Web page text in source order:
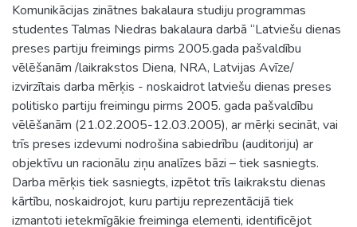
Komunikācijas zinātnes bakalaura studiju programmas
studentes Talmas Niedras bakalaura darbā “Latviešu dienas
preses partiju freimings pirms 2005.gada pašvaldību
vēlēšanām /laikrakstos Diena, NRA, Latvijas Avīze/
izvirzītais darba mērķis - noskaidrot latviešu dienas preses
politisko partiju freimingu pirms 2005. gada pašvaldību
vēlēšanām (21.02.2005-12.03.2005), ar mērķi secināt, vai
trīs preses izdevumi nodrošina sabiedrību (auditoriju) ar
objektīvu un racionālu ziņu analīzes bāzi – tiek sasniegts.
Darba mērķis tiek sasniegts, izpētot trīs laikrakstu dienas
kārtību, noskaidrojot, kuru partiju reprezentācijā tiek
izmantoti ietekmīgākie freiminga elementi, identificējot